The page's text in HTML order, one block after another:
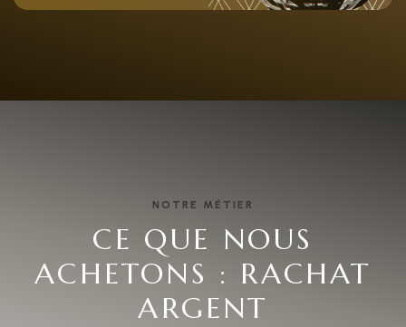
NOTRE MÉTIER
CE QUE NOUS
ACHETONS : RACHAT
ARGENT